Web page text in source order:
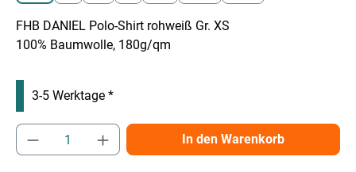
FHB DANIEL Polo-Shirt rohweiß Gr. XS
100% Baumwolle, 180g/qm
3-5 Werktage *
Produkt Anzahl: Gib den gewünschten
In den Warenkorb